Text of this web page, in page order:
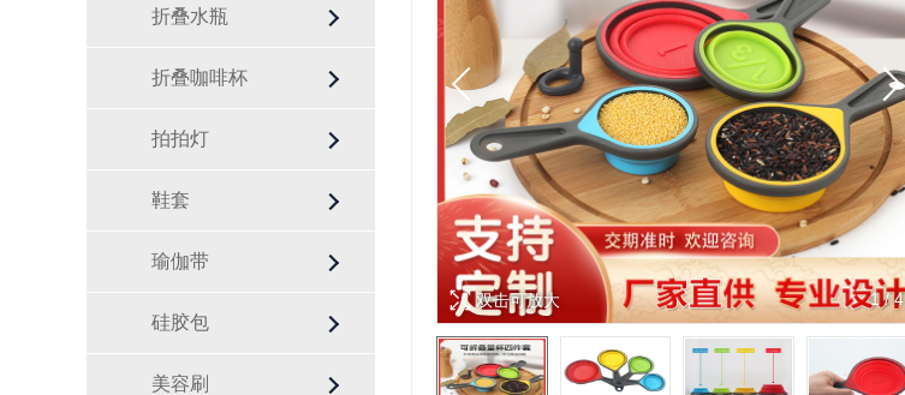
折叠水瓶
折叠咖啡杯
拍拍灯
鞋套
瑜伽带
硅胶包
美容刷
1/4
双击可放大